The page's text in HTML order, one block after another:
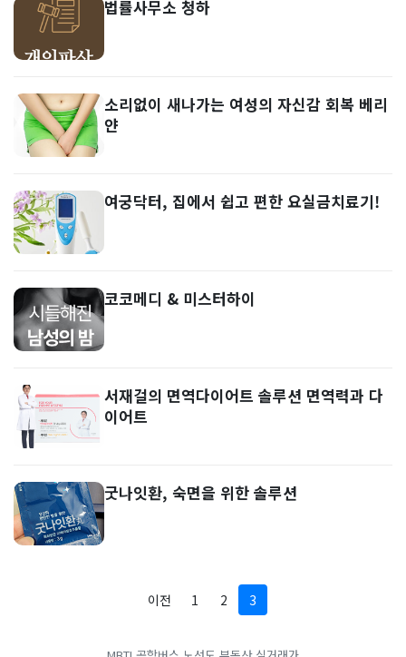
법률사무소 청하
소리없이 새나가는 여성의 자신감 회복 베리
얀
여궁닥터, 집에서 쉽고 편한 요실금치료기!
코코메디 & 미스터하이
서재걸의 면역다이어트 솔루션 면역력과 다
이어트
굿나잇환, 숙면을 위한 솔루션
이전 1 2 3